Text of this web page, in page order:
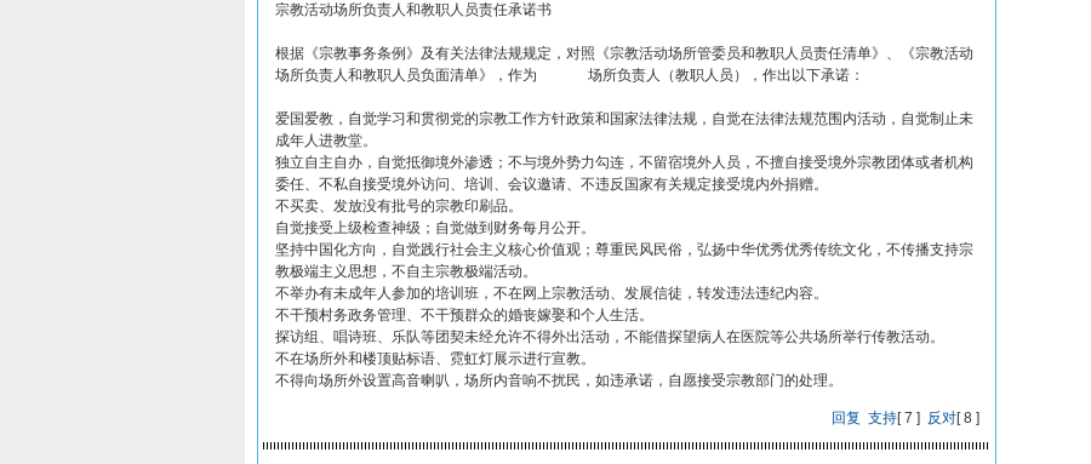
宗教活动场所负责人和教职人员责任承诺书
根据《宗教事务条例》及有关法律法规规定，对照《宗教活动场所管委员和教职人员责任清单》、《宗教活动
场所负责人和教职人员负面清单》，作为 场所负责人（教职人员），作出以下承诺：
爱国爱教，自觉学习和贯彻党的宗教工作方针政策和国家法律法规，自觉在法律法规范围内活动，自觉制止未
成年人进教堂。
独立自主自办，自觉抵御境外渗透；不与境外势力勾连，不留宿境外人员，不擅自接受境外宗教团体或者机构
委任、不私自接受境外访问、培训、会议邀请、不违反国家有关规定接受境内外捐赠。
不买卖、发放没有批号的宗教印刷品。
自觉接受上级检查神级；自觉做到财务每月公开。
坚持中国化方向，自觉践行社会主义核心价值观；尊重民风民俗，弘扬中华优秀优秀传统文化，不传播支持宗
教极端主义思想，不自主宗教极端活动。
不举办有未成年人参加的培训班，不在网上宗教活动、发展信徒，转发违法违纪内容。
不干预村务政务管理、不干预群众的婚丧嫁娶和个人生活。
探访组、唱诗班、乐队等团契未经允许不得外出活动，不能借探望病人在医院等公共场所举行传教活动。
不在场所外和楼顶贴标语、霓虹灯展示进行宣教。
不得向场所外设置高音喇叭，场所内音响不扰民，如违承诺，自愿接受宗教部门的处理。
回复 支持[7 ] 反对[8 ]